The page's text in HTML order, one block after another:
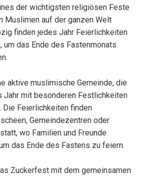
der wichtigsten religiösen Feste
Muslimen auf der ganzen Welt
finden jedes Jahr Feierlichkeiten
das Ende des Fastenmonats
aktive muslimische Gemeinde, die
mit besonderen Festlichkeiten
Feierlichkeiten finden
Gemeindezentren oder
wo Familien und Freunde
das Ende des Fastens zu feiern.
Zuckerfest mit dem gemeinsamen